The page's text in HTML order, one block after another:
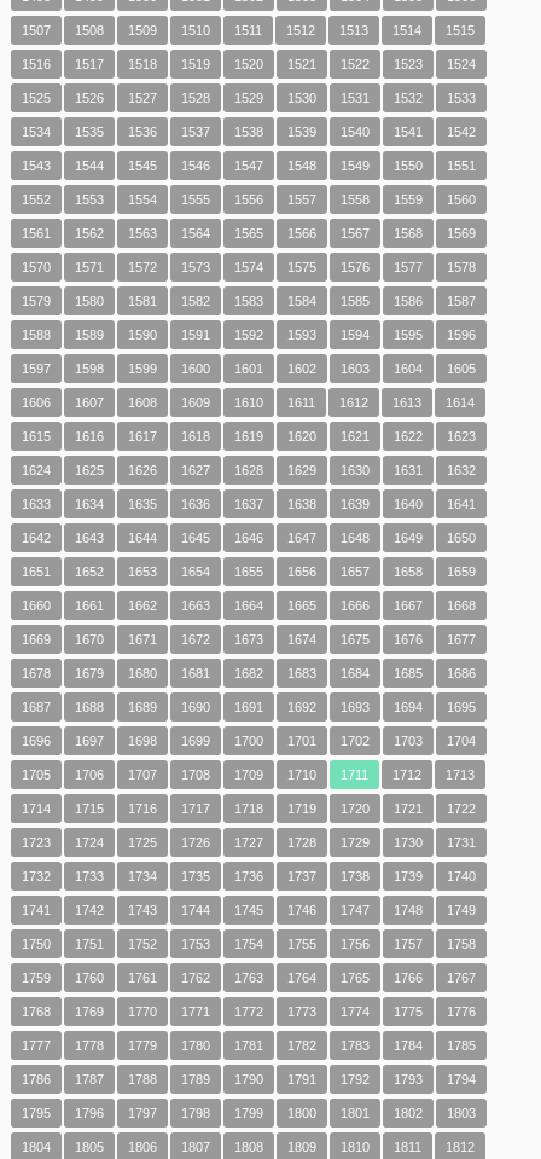
1507 1508 1509 1510 1511 1512 1513 1514 1515
1516 1517 1518 1519 1520 1521 1522 1523 1524
1525 1526 1527 1528 1529 1530 1531 1532 1533
1534 1535 1536 1537 1538 1539 1540 1541 1542
1543 1544 1545 1546 1547 1548 1549 1550 1551
1552 1553 1554 1555 1556 1557 1558 1559 1560
1561 1562 1563 1564 1565 1566 1567 1568 1569
1570 1571 1572 1573 1574 1575 1576 1577 1578
1579 1580 1581 1582 1583 1584 1585 1586 1587
1588 1589 1590 1591 1592 1593 1594 1595 1596
1597 1598 1599 1600 1601 1602 1603 1604 1605
1606 1607 1608 1609 1610 1611 1612 1613 1614
1615 1616 1617 1618 1619 1620 1621 1622 1623
1624 1625 1626 1627 1628 1629 1630 1631 1632
1633 1634 1635 1636 1637 1638 1639 1640 1641
1642 1643 1644 1645 1646 1647 1648 1649 1650
1651 1652 1653 1654 1655 1656 1657 1658 1659
1660 1661 1662 1663 1664 1665 1666 1667 1668
1669 1670 1671 1672 1673 1674 1675 1676 1677
1678 1679 1680 1681 1682 1683 1684 1685 1686
1687 1688 1689 1690 1691 1692 1693 1694 1695
1696 1697 1698 1699 1700 1701 1702 1703 1704
1705 1706 1707 1708 1709 1710 1711 1712 1713
1714 1715 1716 1717 1718 1719 1720 1721 1722
1723 1724 1725 1726 1727 1728 1729 1730 1731
1732 1733 1734 1735 1736 1737 1738 1739 1740
1741 1742 1743 1744 1745 1746 1747 1748 1749
1750 1751 1752 1753 1754 1755 1756 1757 1758
1759 1760 1761 1762 1763 1764 1765 1766 1767
1768 1769 1770 1771 1772 1773 1774 1775 1776
1777 1778 1779 1780 1781 1782 1783 1784 1785
1786 1787 1788 1789 1790 1791 1792 1793 1794
1795 1796 1797 1798 1799 1800 1801 1802 1803
1804 1805 1806 1807 1808 1809 1810 1811 1812